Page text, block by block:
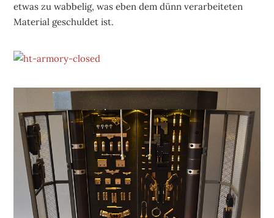
etwas zu wabbelig, was eben dem dünn verarbeiteten
Material geschuldet ist.